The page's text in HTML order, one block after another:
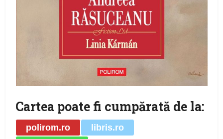
Cartea poate fi cumpărată de la:
polirom.ro
libris.ro